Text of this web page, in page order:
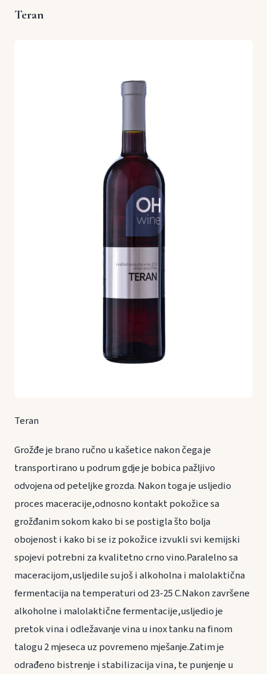
Teran
Teran
Grožđe je brano ručno u kašetice nakon čega je
transportirano u podrum gdje je bobica pažljivo
odvojena od peteljke grozda. Nakon toga je usljedio
proces maceracije,odnosno kontakt pokožice sa
grožđanim sokom kako bi se postigla što bolja
obojenost i kako bi se iz pokožice izvukli svi kemijski
spojevi potrebni za kvalitetno crno vino.Paralelno sa
maceracijom,usljedile su još i alkoholna i malolaktična
fermentacija na temperaturi od 23-25 C.Nakon završene
alkoholne i malolaktične fermentacije,usljedio je
pretok vina i odležavanje vina u inox tanku na finom
talogu 2 mjeseca uz povremeno mješanje.Zatim je
odrađeno bistrenje i stabilizacija vina, te punjenje u